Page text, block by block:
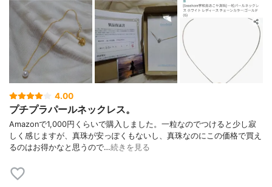
4.00
プチプラパールネックレス。
Amazonで1,000円くらいで購入しました。一粒なのでつけると少し寂
しく感じますが、真珠が安っぽくもないし、真珠なのにこの価格で買え
るのはお得かなと思うので…続きを見る